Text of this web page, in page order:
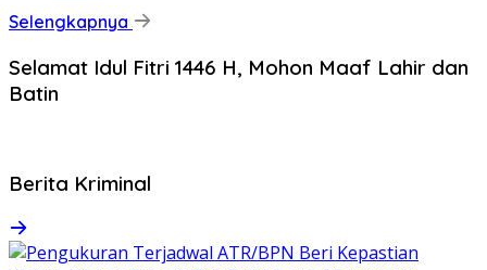
Selengkapnya
Selamat Idul Fitri 1446 H, Mohon Maaf Lahir dan
Batin
Berita Kriminal